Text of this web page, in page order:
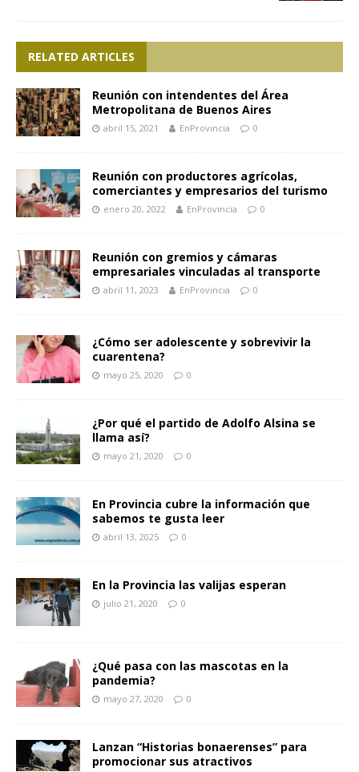
RELATED ARTICLES
Reunión con intendentes del Área
Metropolitana de Buenos Aires
abril 15, 2021 EnProvincia 0
Reunión con productores agrícolas,
comerciantes y empresarios del turismo
enero 20, 2022 EnProvincia 0
Reunión con gremios y cámaras
empresariales vinculadas al transporte
abril 11, 2023 EnProvincia 0
¿Cómo ser adolescente y sobrevivir la
cuarentena?
mayo 25, 2020 0
¿Por qué el partido de Adolfo Alsina se
llama así?
mayo 21, 2020 0
En Provincia cubre la información que
sabemos te gusta leer
abril 13, 2025 0
En la Provincia las valijas esperan
julio 21, 2020 0
¿Qué pasa con las mascotas en la
pandemia?
mayo 27, 2020 0
Lanzan “Historias bonaerenses” para
promocionar sus atractivos